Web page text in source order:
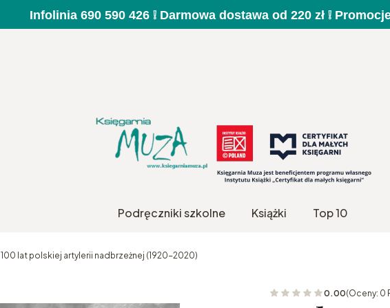
Infolinia 690 590 426 ❕ Darmowa dostawa od 220 zł ❕
Podręczniki szkolne Książki Top 10
100 lat polskiej artylerii nadbrzeżnej (1920-2020)
0.00(Oceny: 0